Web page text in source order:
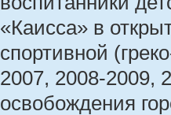
«Каисса» в
спортивной
2007, 2008-2009,
освобождения